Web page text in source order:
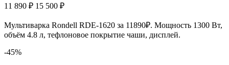
11 890 ₽ 15 500 ₽
Мультиварка Rondell RDE-1620 за 11890₽. Мощность 1300 Вт,
объём 4.8 л, тефлоновое покрытие чаши, дисплей.
-45%